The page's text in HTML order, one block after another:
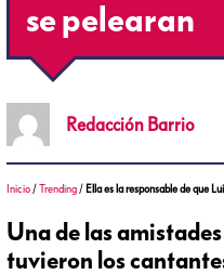
se pelearan
Redacción Barrio
Inicio /Trending / Ella es la responsable de que
Una de las
tuvieron los